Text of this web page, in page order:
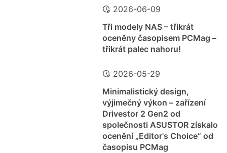
2026-06-09
Tři modely NAS – třikrát
oceněny časopisem PCMag –
třikrát palec nahoru!
2026-05-29
Minimalistický design,
výjimečný výkon – zařízení
Drivestor 2 Gen2 od
společnosti ASUSTOR získalo
ocenění „Editor's Choice“ od
časopisu PCMag